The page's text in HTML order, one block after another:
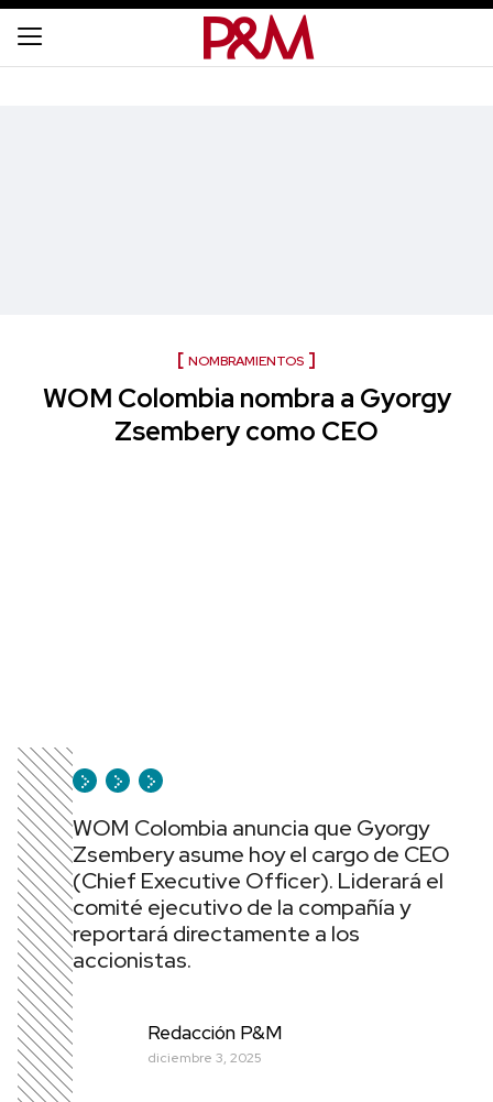
NOMBRAMIENTOS
WOM Colombia nombra a Gyorgy
Zsembery como CEO
WOM Colombia anuncia que Gyorgy
Zsembery asume hoy el cargo de CEO
(Chief Executive Officer). Liderará el
comité ejecutivo de la compañía y
reportará directamente a los
accionistas.
Redacción P&M
diciembre 3, 2025